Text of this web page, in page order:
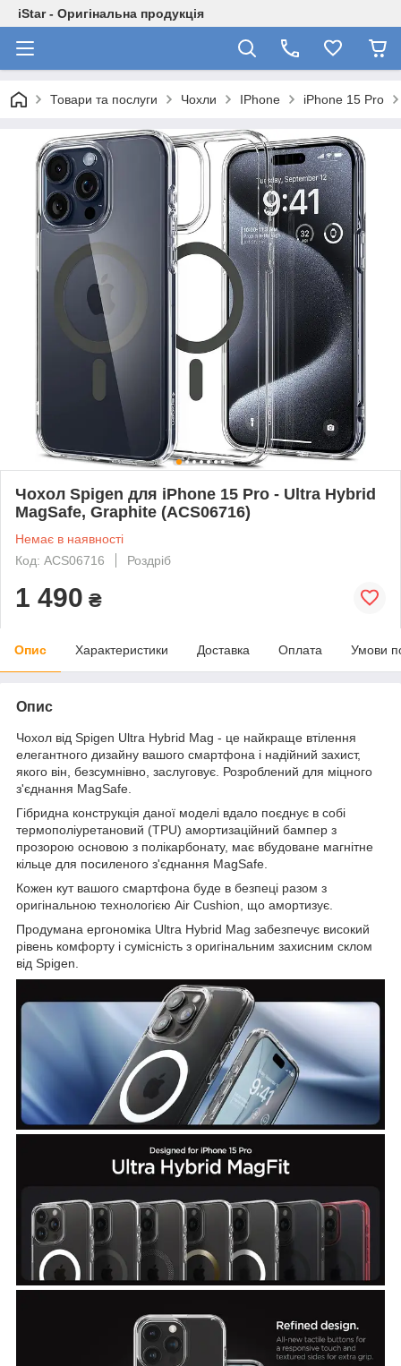
iStar - Оригінальна продукція
Товари та послуги Чохли IPhone iPhone 15 Pro
Чохол Spigen для iPhone 15 Pro - Ultra Hybrid
MagSafe, Graphite (ACS06716)
Немає в наявності
Код: ACS06716
Роздріб
1 490 ₴
Опис Характеристики Доставка Оплата Умови
Опис
Чохол від Spigen Ultra Hybrid Mag - це найкраще втілення
елегантного дизайну вашого смартфона і надійний захист,
якого він, безсумнівно, заслуговує. Розроблений для міцного
з'єднання MagSafe.
Гібридна конструкція даної моделі вдало поєднує в собі
термополіуретановий (TPU) амортизаційний бампер з
прозорою основою з полікарбонату, має вбудоване магнітне
кільце для посиленого з'єднання MagSafe.
Кожен кут вашого смартфона буде в безпеці разом з
оригінальною технологією Air Cushion, що амортизує.
Продумана ергономіка Ultra Hybrid Mag забезпечує високий
рівень комфорту і сумісність з оригінальним захисним склом
від Spigen.